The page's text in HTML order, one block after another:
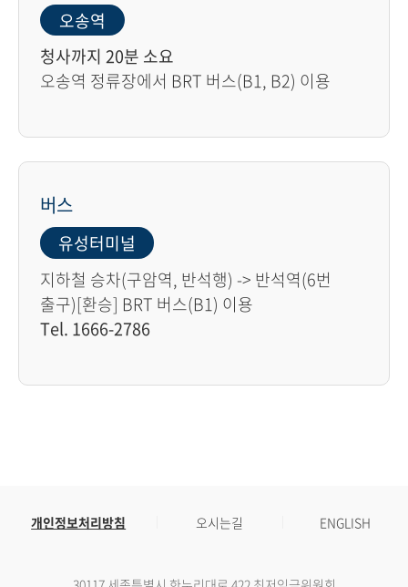
오송역
청사까지 20분 소요
오송역 정류장에서 BRT 버스(B1, B2) 이용
버스
유성터미널
지하철 승차(구암역, 반석행) -> 반석역(6번
출구)[환승] BRT 버스(B1) 이용
Tel. 1666-2786
개인정보처리방침 오시는길 ENGLISH